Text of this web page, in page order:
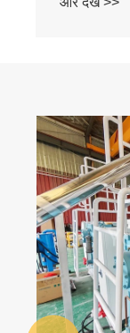
डब्ल्यूपीसी
अधिकतम नमी
और देखें >>